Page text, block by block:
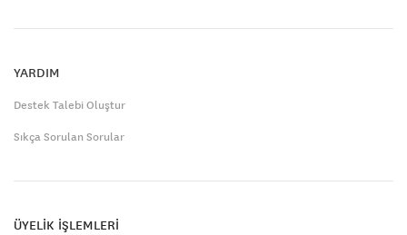
YARDIM
Destek Talebi Oluştur
Sıkça Sorulan Sorular
ÜYELİK İŞLEMLERİ